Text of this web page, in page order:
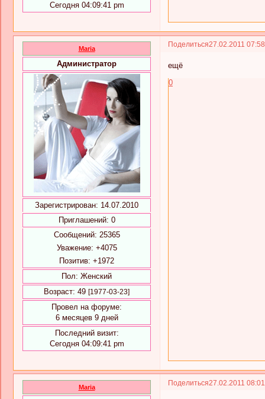
Сегодня 04:09:41 pm
Поделиться27.02.2011
Maria
Администратор
Зарегистрирован: 14.07.2010
Приглашений: 0
Сообщений: 25365
Уважение: +4075
Позитив: +1972
Пол: Женский
Возраст: 49 [1977-03-23]
Провел на форуме:
6 месяцев 9 дней
Последний визит:
Сегодня 04:09:41 pm
ещё
0
Поделиться27.02.2011
Maria